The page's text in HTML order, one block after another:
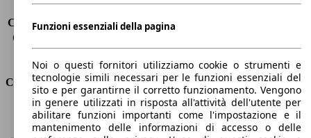
Carico sul tetto
-
Capacità di traino (senza freni) -
Capacità di traino (con freni)
Volume del bagagliaio
Consumi
Emissioni di CO2*
-
Consumo (urbano)
-
Funzioni essenziali della pagina
Noi o questi fornitori utilizziamo cookie o strumenti e
tecnologie simili necessari per le funzioni essenziali del
sito e per garantirne il corretto funzionamento. Vengono
in genere utilizzati in risposta all'attività dell'utente per
abilitare funzioni importanti come l'impostazione e il
mantenimento delle informazioni di accesso o delle